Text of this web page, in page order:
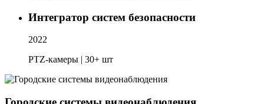
Интегратор систем безопасности
2022
PTZ-камеры | 30+ шт